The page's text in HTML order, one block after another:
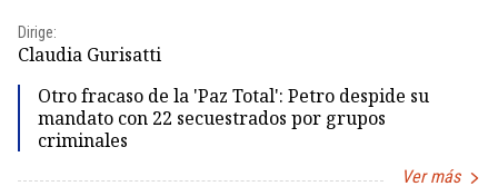
Dirige:
Claudia Gurisatti
Otro fracaso de la 'Paz Total': Petro despide su
mandato con 22 secuestrados por grupos
criminales
Ver más